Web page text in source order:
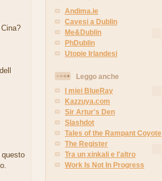
Andima.ie
Cavesi a Dublin
Me&Dublin
PhDublin
Utopie Irlandesi
Leggo anche
I miei BlueRay
Kazzuya.com
Sir Artur's Den
Slashdot
Tales of the Rampant Coyote
The Register
Tra un xinkali e l'altro
Work Is Not In Progress